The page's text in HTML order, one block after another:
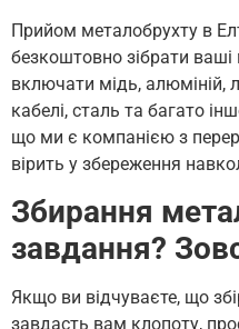
Прийом металобрухту в
безкоштовно зібрати
включати мідь, алюміній,
кабелі, сталь та багато
що ми є компанією з
вірить у збереження
Збирання
завдання?
Якщо ви відчуваєте, що
завдасть вам клопоту,